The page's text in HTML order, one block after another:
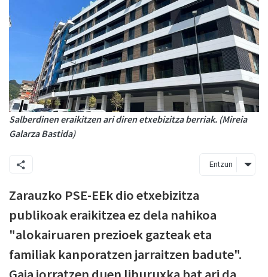
Salberdinen eraikitzen ari diren etxebizitza berriak. (Mireia
Galarza Bastida)
Entzun
Zarauzko PSE-EEk dio etxebizitza
publikoak eraikitzea ez dela nahikoa
"alokairuaren prezioek gazteak eta
familiak kanporatzen jarraitzen badute".